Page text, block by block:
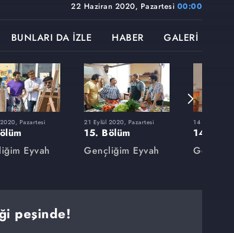
22 Haziran 2020, Pazartesi 00:00
BUNLARI DA İZLE HABER GALERİ
Pazartesi
Eyvah
21 Eylül 2020, Pazartesi
15. Bölüm
Gençliğim Eyvah
14 Eylül
14. Bölüm
peşinde!